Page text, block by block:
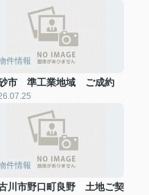
件情報
市 準工業地域 ご成約
件情報
川市野口町良野 土地ご契